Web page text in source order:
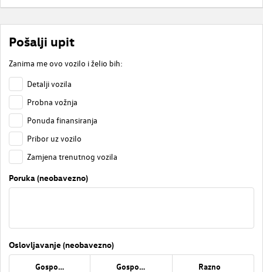
Pošalji upit
Zanima me ovo vozilo i želio bih:
Detalji vozila
Probna vožnja
Ponuda finansiranja
Pribor uz vozilo
Zamjena trenutnog vozila
Poruka (neobavezno)
Oslovljavanje (neobavezno)
Gospođa Gospodin Razno